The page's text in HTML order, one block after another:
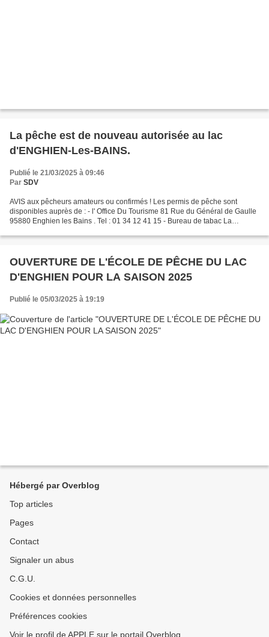
La pêche est de nouveau autorisée au lac
d'ENGHIEN-Les-BAINS.
Publié le 21/03/2025 à 09:46
Par SDV
AVIS aux pêcheurs amateurs ou confirmés ! Les permis de pêche sont
disponibles auprès de : - l' Office Du Tourisme 81 Rue du Général de Gaulle
95880 Enghien les Bains . Tel : 01 34 12 41 15 - Bureau de tabac La
OUVERTURE DE L'ÉCOLE DE PÊCHE DU LAC
D'ENGHIEN POUR LA SAISON 2025
Publié le 05/03/2025 à 19:19
Hébergé par Overblog
Top articles
Pages
Contact
Signaler un abus
C.G.U.
Cookies et données personnelles
Préférences cookies
Voir le profil de APPLE sur le portail Overblog